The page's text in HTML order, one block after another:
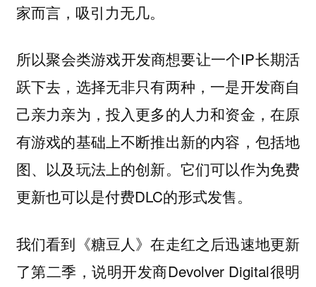
家而言，吸引力无几。
所以聚会类游戏开发商想要让一个IP长期活
跃下去，选择无非只有两种，一是开发商自
己亲力亲为，投入更多的人力和资金，在原
有游戏的基础上不断推出新的内容，包括地
图、以及玩法上的创新。它们可以作为免费
更新也可以是付费DLC的形式发售。
我们看到《糖豆人》在走红之后迅速地更新
了第二季，说明开发商Devolver Digital很明